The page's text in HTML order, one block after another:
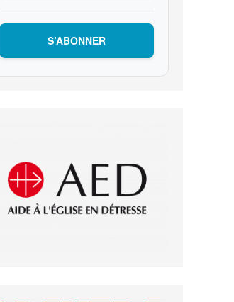
S’ABONNER